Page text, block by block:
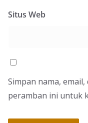
Situs Web
Simpan nama,
peramban ini untuk